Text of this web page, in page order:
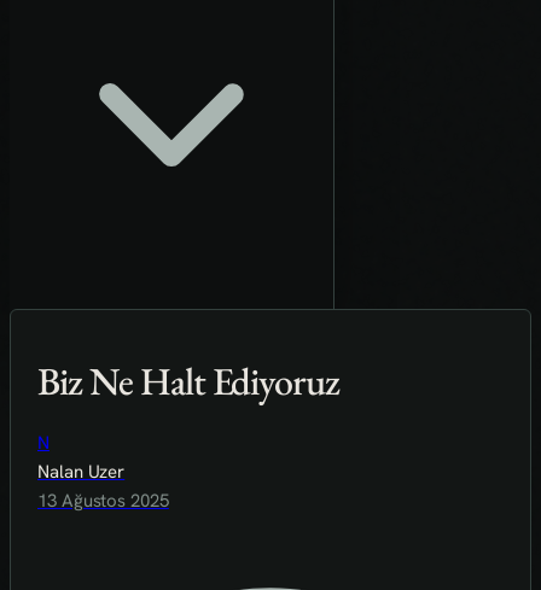
Biz Ne Halt Ediyoruz
N
Nalan Uzer
13 Ağustos 2025